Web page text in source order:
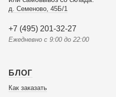
д. Семеново, 45Б/1
+7 (495) 201-32-27
Ежедневно с 9:00 до 22:00
БЛОГ
Как заказать